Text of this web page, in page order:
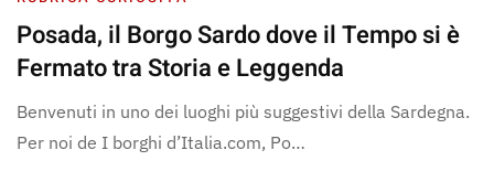
Posada, il Borgo Sardo dove il Tempo si è
Fermato tra Storia e Leggenda
Benvenuti in uno dei luoghi più suggestivi della Sardegna.
Per noi de I borghi d’Italia.com, Po…